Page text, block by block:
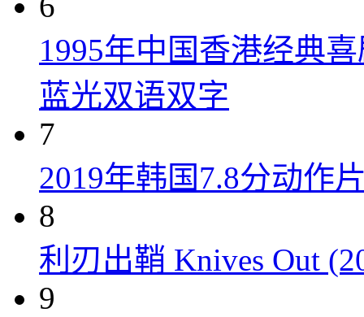
1995年中国香港经典
蓝光双语双字
7
2019年韩国7.8分动作
8
利刃出鞘 Knives Out
9